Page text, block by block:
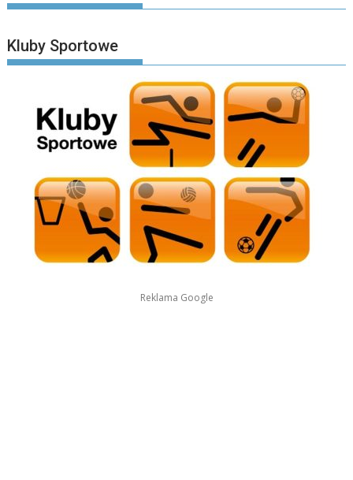
Kluby Sportowe
Reklama Google